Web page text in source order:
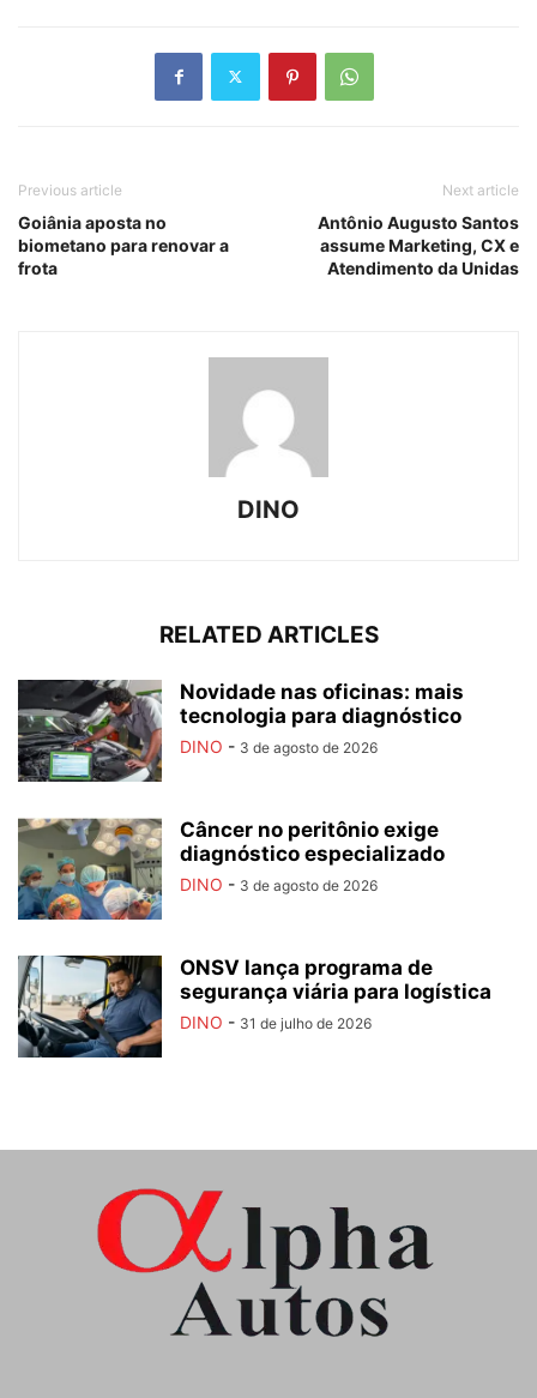
Previous article
Goiânia aposta no
biometano para renovar a
frota
Next article
Antônio Augusto Santos
assume Marketing, CX e
Atendimento da Unidas
DINO
RELATED ARTICLES
Novidade nas oficinas: mais
tecnologia para diagnóstico
DINO - 3 de agosto de 2026
Câncer no peritônio exige
diagnóstico especializado
DINO - 3 de agosto de 2026
ONSV lança programa de
segurança viária para logística
DINO - 31 de julho de 2026